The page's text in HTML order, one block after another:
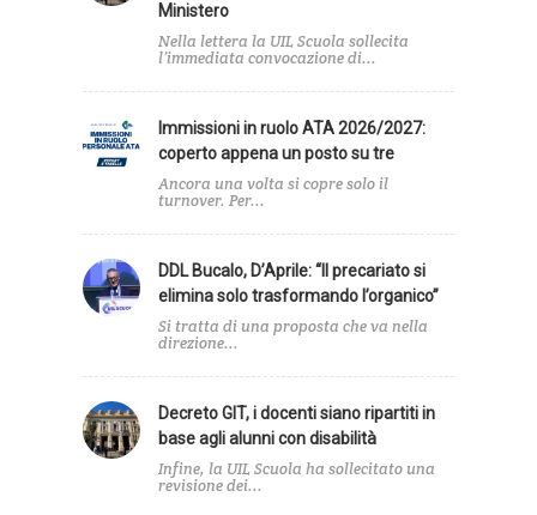
Ministero
Nella lettera la UIL Scuola sollecita
l’immediata convocazione di...
Immissioni in ruolo ATA 2026/2027:
coperto appena un posto su tre
Ancora una volta si copre solo il
turnover. Per...
DDL Bucalo, D’Aprile: “Il precariato si
elimina solo trasformando l’organico”
Si tratta di una proposta che va nella
direzione...
Decreto GIT, i docenti siano ripartiti in
base agli alunni con disabilità
Infine, la UIL Scuola ha sollecitato una
revisione dei...